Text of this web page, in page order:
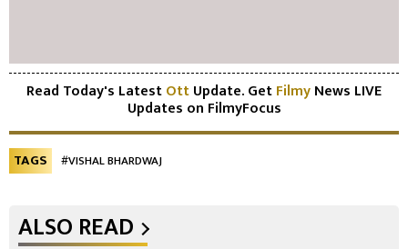
Read Today's LatestOttUpdate. GetFilmyNews LIVE
Updates on FilmyFocus
TAGS #VISHAL BHARDWAJ
ALSO READ